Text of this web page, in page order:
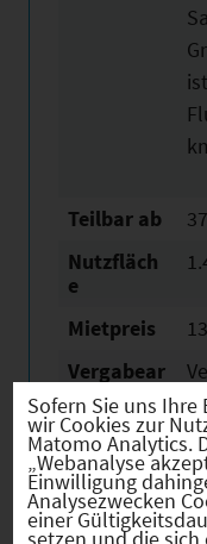
Teilbar ab
Nutzfläch
e
Mietpreis
Vergabear
Verfügbar
ab
Website
Sofern Sie uns
wir Cookies zur
Matomo Analytics.
„Webanalyse
Einwilligung
Analysezwecken
einer